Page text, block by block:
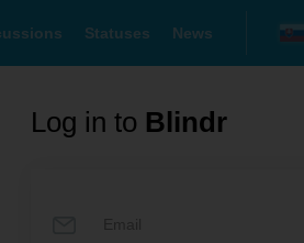
Statuses News
Log in to Blindr